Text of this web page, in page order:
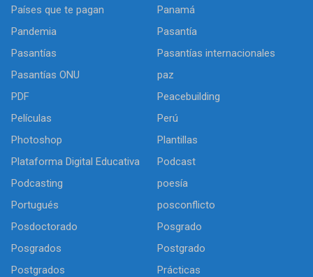
Países que te pagan
Panamá
Pandemia
Pasantía
Pasantías
Pasantías internacionales
Pasantías ONU
paz
PDF
Peacebuilding
Películas
Perú
Photoshop
Plantillas
Plataforma Digital Educativa
Podcast
Podcasting
poesía
Portugués
posconflicto
Posdoctorado
Posgrado
Posgrados
Postgrado
Postgrados
Prácticas